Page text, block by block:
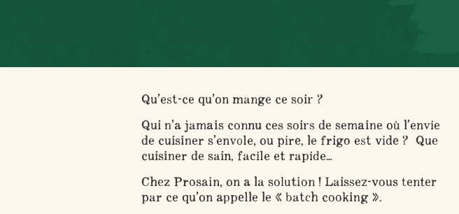
Qu’est-ce qu’on mange ce soir ?
Qui n’a jamais connu ces soirs de semaine où l’envie
de cuisiner s’envole, ou pire, le frigo est vide ? Que
cuisiner de sain, facile et rapide…
Chez Prosain, on a la solution ! Laissez-vous tenter
par ce qu’on appelle le « batch cooking ».